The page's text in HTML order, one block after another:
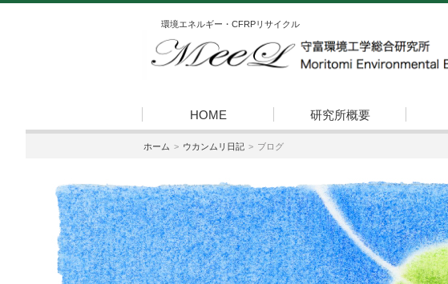
環境エネルギー・CFRPリサイクル
HOME 研究所概要
ホーム ウカンムリ日記 ブログ